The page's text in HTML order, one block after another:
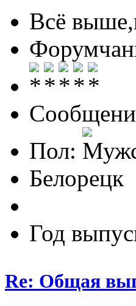
Всё
Пол:
Белорецк
Год
Re: Общая